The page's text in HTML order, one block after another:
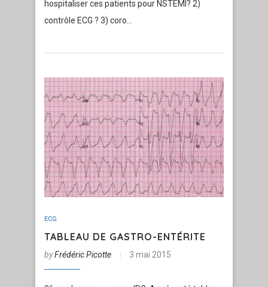
hospitaliser ces patients pour NSTEMI? 2)
contrôle ECG ? 3) coro…
ECG
TABLEAU DE GASTRO-ENTÉRITE
byFrédéric Picotte 3 mai 2015